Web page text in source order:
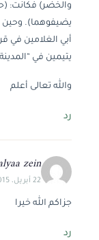
والخضر) فكانت:
يضيفوهما). وحين
أبي الغلامين في
يتيمين في
والله تعالى أعلم
رد
zein
22 أبريل، 2015 في 8:31 ص
جزاكم الله خيرا
رد